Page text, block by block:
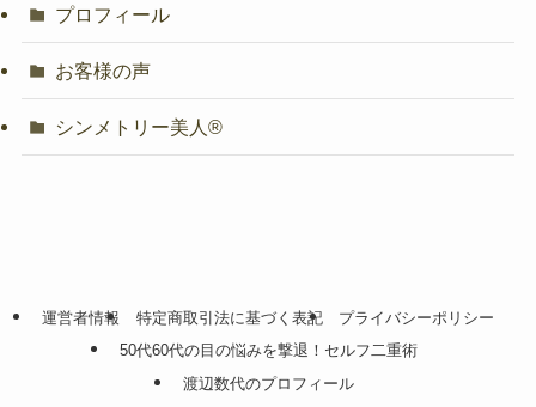
プロフィール
お客様の声
シンメトリー美人®️
運営者情報 特定商取引法に基づく表記
プライバシーポリシー
50代60代の目の悩みを撃退！セルフ二重術
渡辺数代のプロフィール